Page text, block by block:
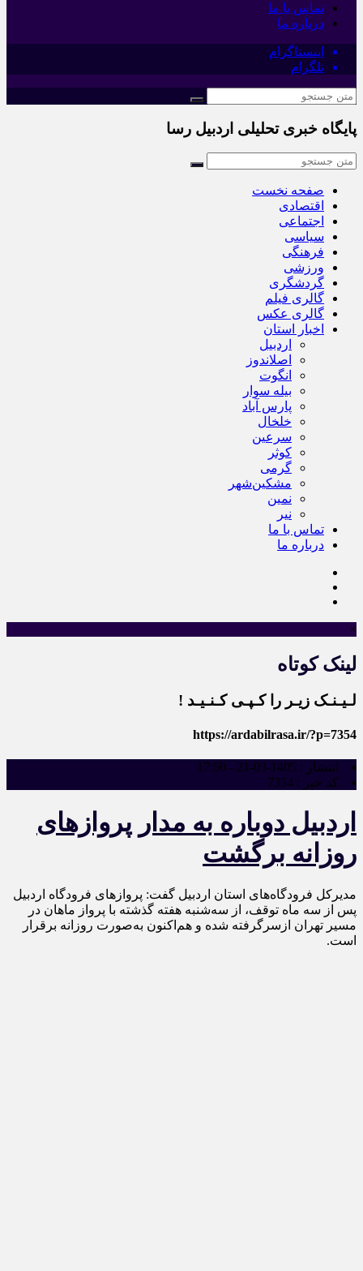
تماس با ما
درباره ما
اینستاگرام
تلگرام
پایگاه خبری تحلیلی اردبیل رسا
صفحه نخست
اقتصادی
اجتماعی
سیاسی
فرهنگی
ورزشی
گردشگری
گالری فیلم
گالری عکس
اخبار استان
اردبیل
اصلاندوز
انگوت
بیله سوار
پارس آباد
خلخال
سرعین
کوثر
گرمی
مشکین‌شهر
نمین
نیر
تماس با ما
درباره ما
×
لینک کوتاه
لـیـنـک زیـر را کـپـی کـنـیـد !
https://ardabilrasa.ir/?p=7354
انتشار : 1405-03-21 - 17:50
کد خبر : 7354
اردبیل دوباره به مدار پروازهای
روزانه برگشت
مدیرکل فرودگاه‌های استان اردبیل گفت: پروازهای فرودگاه اردبیل
پس از سه ماه توقف، از سه‌شنبه هفته گذشته با پرواز ماهان در
مسیر تهران ازسرگرفته شده و هم‌اکنون به‌صورت روزانه برقرار
است.